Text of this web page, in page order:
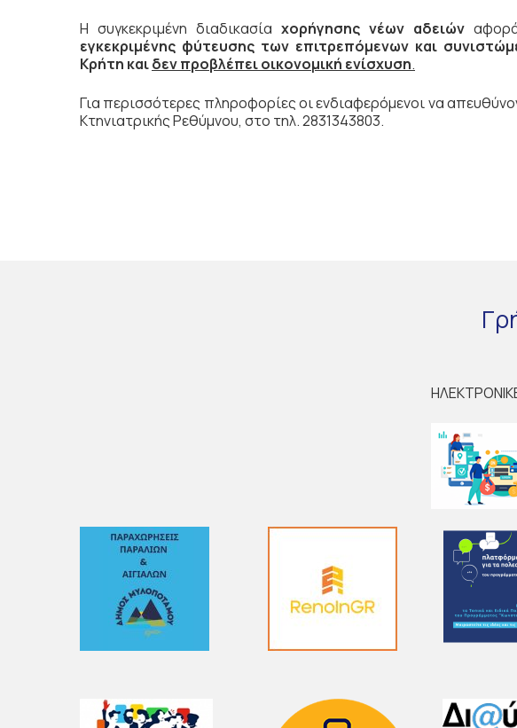
Η συγκεκριμένη διαδικασία χορήγησης νέων αδειώναφορά
εγκεκριμένης φύτευσης των επιτρεπόμενων και
Κρήτη καιδεν προβλέπει οικονομική ενίσχυση.
Για περισσότερες πληροφορίες οι ενδιαφερόμενοι να
Κτηνιατρικής Ρεθύμνου, στο τηλ. 2831343803.